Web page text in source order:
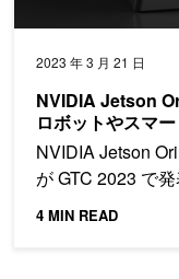
2023 年 3 月 21 日
NVIDIA Jetson
ロボットやスマ
NVIDIA Jetson
が GTC 2023 で発
4 MIN READ